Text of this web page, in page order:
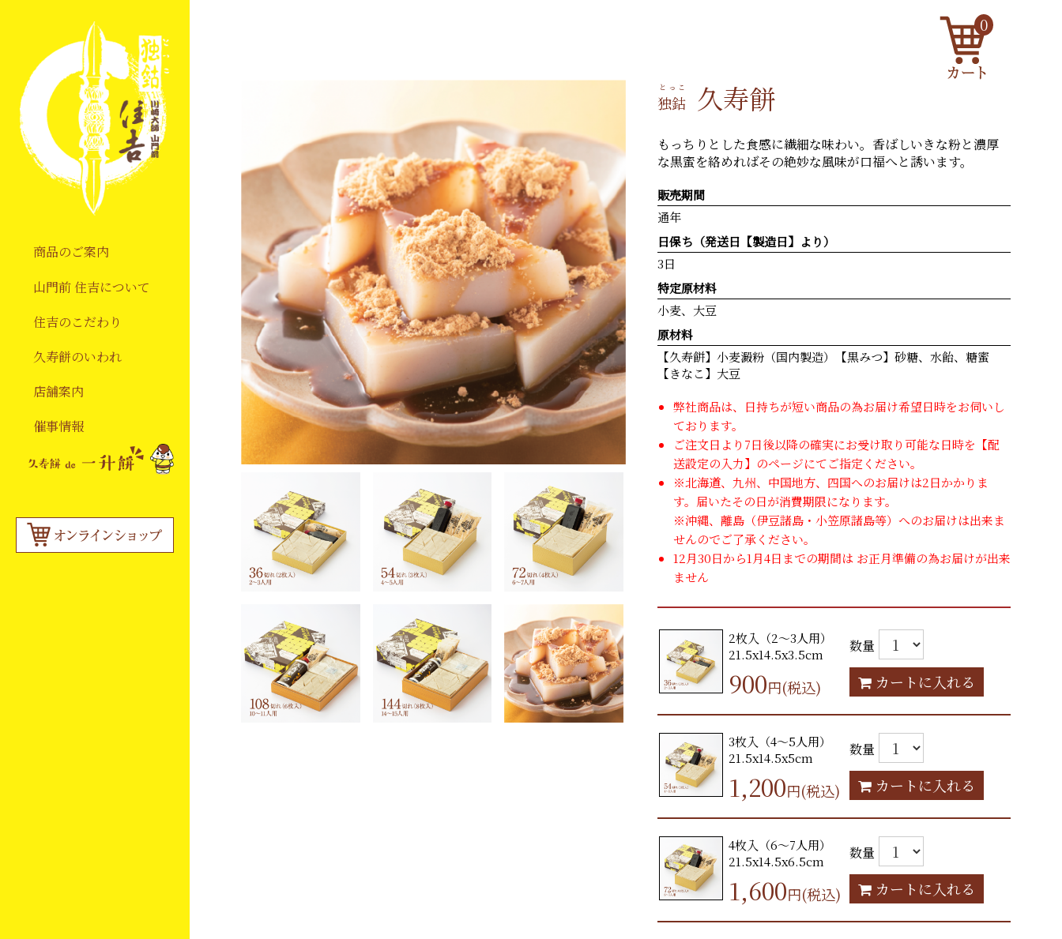
商品のご案内
山門前 住吉について
住吉のこだわり
久寿餅のいわれ
店舗案内
催事情報
0
独鈷
とっこ 久寿餅
もっちりとした食感に繊細な味わい。香ばしいきな粉と濃厚
な黒蜜を絡めればその絶妙な風味が口福へと誘います。
販売期間
通年
日保ち（発送日【製造日】より）
3日
特定原材料
小麦、大豆
原材料
【久寿餅】小麦澱粉（国内製造）【黒みつ】砂糖、水飴、糖蜜
【きなこ】大豆
弊社商品は、日持ちが短い商品の為お届け希望日時をお伺いし
ております。
ご注文日より7日後以降の確実にお受け取り可能な日時を【配
送設定の入力】のページにてご指定ください。
※北海道、九州、中国地方、四国へのお届けは2日かかりま
す。届いたその日が消費期限になります。
※沖縄、離島（伊豆諸島・小笠原諸島等）へのお届けは出来ま
せんのでご了承ください。
12月30日から1月4日までの期間は お正月準備の為お届けが出来
ません
2枚入（2～3人用）
21.5x14.5x3.5cm
900円(税込)
数量
カートに入れる
3枚入（4～5人用）
21.5x14.5x5cm
1,200円(税込)
数量
カートに入れる
4枚入（6～7人用）
21.5x14.5x6.5cm
1,600円(税込)
数量
カートに入れる